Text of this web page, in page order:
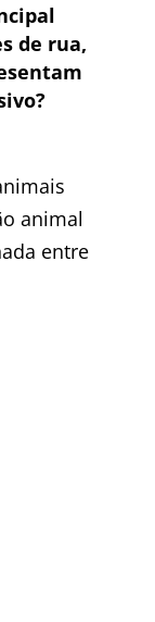
de rua,
animal
entre